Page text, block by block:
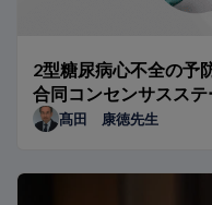
2型糖尿病心不全の予
合同コンセンサスス
髙田 康徳先生